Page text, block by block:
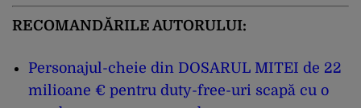
RECOMANDĂRILE AUTORULUI:
Personajul-cheie din DOSARUL MITEI de 22
milioane € pentru duty-free-uri scapă cu o